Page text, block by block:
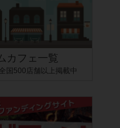
カフェ一覧
国500店舗以上掲載中